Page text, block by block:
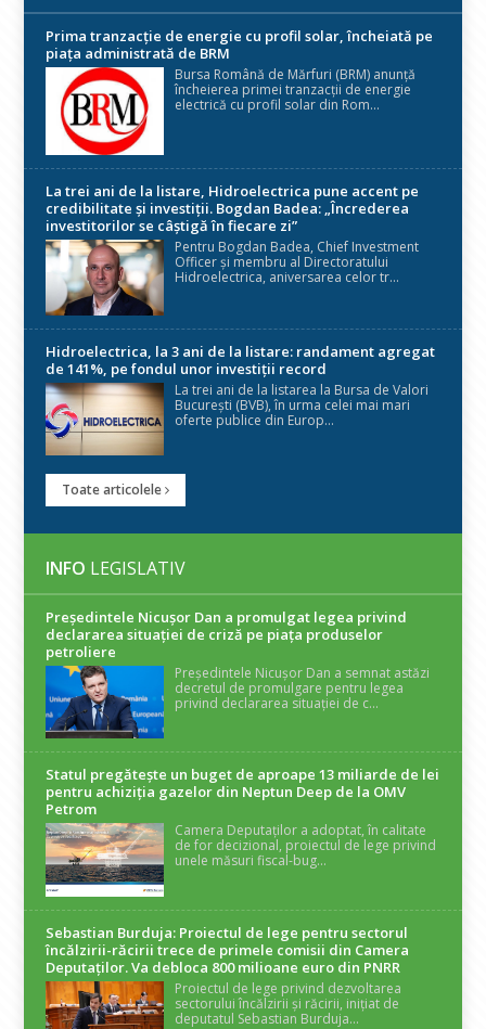
Prima tranzacție de energie cu profil solar, încheiată pe
piața administrată de BRM
Bursa Română de Mărfuri (BRM) anunță
încheierea primei tranzacții de energie
electrică cu profil solar din Rom...
La trei ani de la listare, Hidroelectrica pune accent pe
credibilitate și investiții. Bogdan Badea: „Încrederea
investitorilor se câștigă în fiecare zi”
Pentru Bogdan Badea, Chief Investment
Officer și membru al Directoratului
Hidroelectrica, aniversarea celor tr...
Hidroelectrica, la 3 ani de la listare: randament agregat
de 141%, pe fondul unor investiții record
La trei ani de la listarea la Bursa de Valori
București (BVB), în urma celei mai mari
oferte publice din Europ...
Toate articolele
INFO LEGISLATIV
Președintele Nicuşor Dan a promulgat legea privind
declararea situaţiei de criză pe piaţa produselor
petroliere
Președintele Nicușor Dan a semnat astăzi
decretul de promulgare pentru legea
privind declararea situației de c...
Statul pregătește un buget de aproape 13 miliarde de lei
pentru achiziția gazelor din Neptun Deep de la OMV
Petrom
Camera Deputaților a adoptat, în calitate
de for decizional, proiectul de lege privind
unele măsuri fiscal-bug...
Sebastian Burduja: Proiectul de lege pentru sectorul
încălzirii-răcirii trece de primele comisii din Camera
Deputaților. Va debloca 800 milioane euro din PNRR
Proiectul de lege privind dezvoltarea
sectorului încălzirii și răcirii, inițiat de
deputatul Sebastian Burduja...